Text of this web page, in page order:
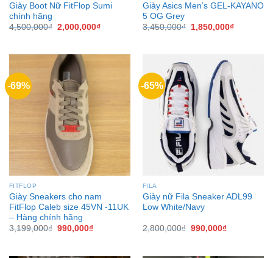
Giày Boot Nữ FitFlop Sumi
chính hãng
4,500,000₫ 2,000,000₫
Giày Asics Men’s GEL-KAYANO
5 OG Grey
3,450,000₫ 1,850,000₫
-69%
FITFLOP
Giày Sneakers cho nam
FitFlop Caleb size 45VN -11UK
– Hàng chính hãng
3,199,000₫ 990,000₫
-65%
FILA
Giày nữ Fila Sneaker ADL99
Low White/Navy
2,800,000₫ 990,000₫